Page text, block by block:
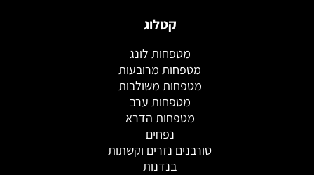
קטלוג
מטפחות לונג
מטפחות מרובעות
מטפחות משולבות
מטפחות ערב
מטפחות הדרא
נפחים
טורבנים נזרים וקשתות
בנדנות